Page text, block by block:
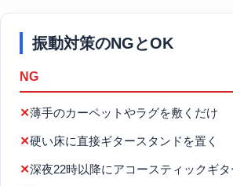
振動対策のNGとOK
NG
✕薄手のカーペットやラグを敷くだけ
✕硬い床に直接ギタースタンドを置く
✕深夜22時以降にアコースティックギタ